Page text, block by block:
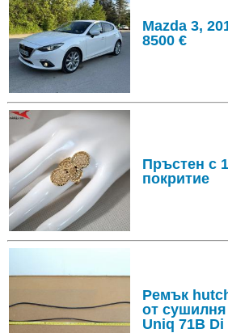
Mazda 3,
8500 €
Пръстен с
покритие
Ремък
от
Uniq 71B Di